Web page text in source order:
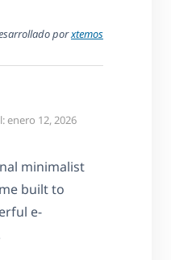
porxtemos
enero 12, 2026
minimalist
built to
e-